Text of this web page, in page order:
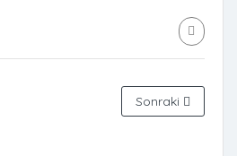
Sonraki